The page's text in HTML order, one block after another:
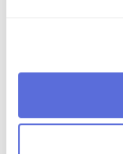
Archivbestand
Das